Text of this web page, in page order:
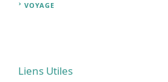
VOYAGE
Liens Utiles